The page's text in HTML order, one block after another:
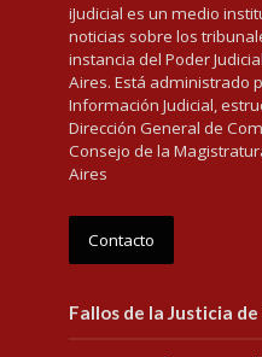
iJudicial es un medio
noticias sobre los
instancia del Poder
Aires. Está administrado
Información Judicial,
Dirección General de
Consejo de la
Aires
Contacto
Fallos de la Justicia